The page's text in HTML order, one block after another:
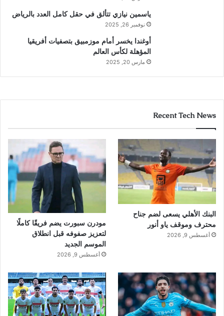
ياسمين نيازي تتألق في حقل كامل العدد بالرياض
نوفمبر 26, 2025
أوغندا يخسر أمام موزمبيق بتصفيات أفريقيا
المؤهلة لكأس العالم
مارس 20, 2025
Recent Tech News
البنك الأهلي يسعى لضم جناح
محترف وموقف ياو أنور
أغسطس 9, 2026
مودرن سبورت يضم فريقًا كاملًا
لتعزيز صفوفه قبل انطلاق
الموسم الجديد
أغسطس 9, 2026